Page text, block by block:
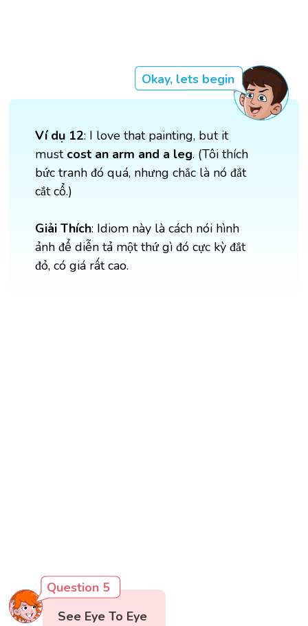
Okay, lets begin
Ví dụ 12: I love that painting, but it
must cost an arm and a leg. (Tôi thích
bức tranh đó quá, nhưng chắc là nó đắt
cắt cổ.)
Giải Thích: Idiom này là cách nói hình
ảnh để diễn tả một thứ gì đó cực kỳ đắt
đỏ, có giá rất cao.
Question 5
See Eye To Eye